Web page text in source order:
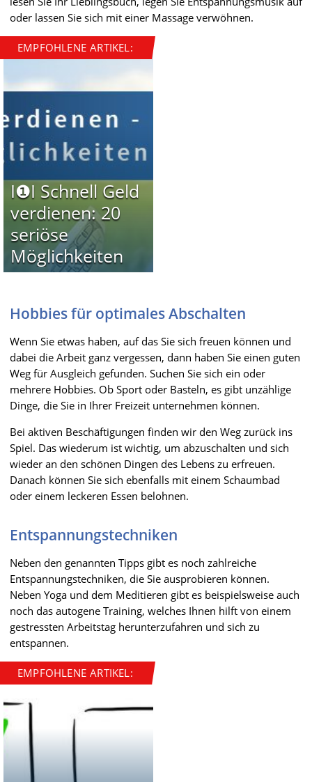
oder lassen Sie sich mit einer Massage verwöhnen.
EMPFOHLENE ARTIKEL:
I❶I Schnell Geld
verdienen: 20
seriöse
Möglichkeiten
Hobbies für optimales Abschalten
Wenn Sie etwas haben, auf das Sie sich freuen können und
dabei die Arbeit ganz vergessen, dann haben Sie einen guten
Weg für Ausgleich gefunden. Suchen Sie sich ein oder
mehrere Hobbies. Ob Sport oder Basteln, es gibt unzählige
Dinge, die Sie in Ihrer Freizeit unternehmen können.
Bei aktiven Beschäftigungen finden wir den Weg zurück ins
Spiel. Das wiederum ist wichtig, um abzuschalten und sich
wieder an den schönen Dingen des Lebens zu erfreuen.
Danach können Sie sich ebenfalls mit einem Schaumbad
oder einem leckeren Essen belohnen.
Entspannungstechniken
Neben den genannten Tipps gibt es noch zahlreiche
Entspannungstechniken, die Sie ausprobieren können.
Neben Yoga und dem Meditieren gibt es beispielsweise auch
noch das autogene Training, welches Ihnen hilft von einem
gestressten Arbeitstag herunterzufahren und sich zu
entspannen.
EMPFOHLENE ARTIKEL: